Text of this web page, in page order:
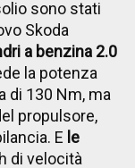
sono stati
Skoda
a benzina 2.0
la potenza
di 130 Nm, ma
propulsore,
E le
di velocità